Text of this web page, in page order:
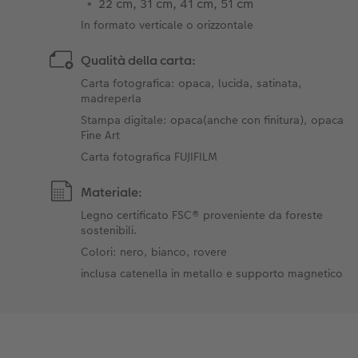
22 cm, 31 cm, 41 cm, 51 cm ​
In formato verticale o orizzontale
Qualità della carta:
Carta fotografica: opaca, lucida, satinata,
madreperla
Stampa digitale: opaca(anche con finitura), opaca
Fine Art
Carta fotografica FUJIFILM
Materiale:
Legno certificato FSC® proveniente da foreste
sostenibili.
Colori: nero, bianco, rovere
inclusa catenella in metallo e supporto magnetico